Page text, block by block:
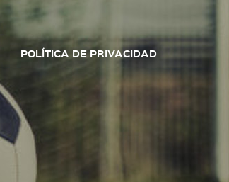
POLÍTICA DE PRIVACIDAD